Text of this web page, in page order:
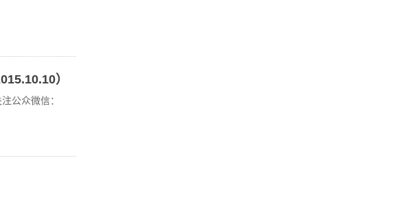
）
公众微信：